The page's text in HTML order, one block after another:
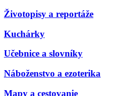
Životopisy a reportáže
Kuchárky
Učebnice a slovníky
Náboženstvo a ezoterika
Mapy a cestovanie